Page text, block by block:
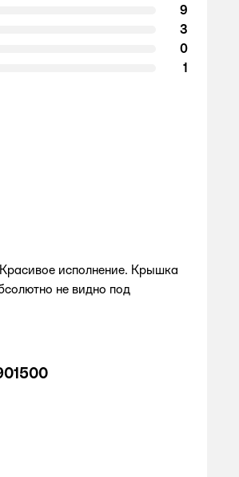
9
3
0
1
исполнение. Крышка
не видно под